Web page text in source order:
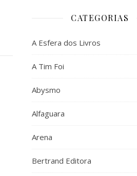
CATEGORIAS
A Esfera dos Livros
A Tim Foi
Abysmo
Alfaguara
Arena
Bertrand Editora